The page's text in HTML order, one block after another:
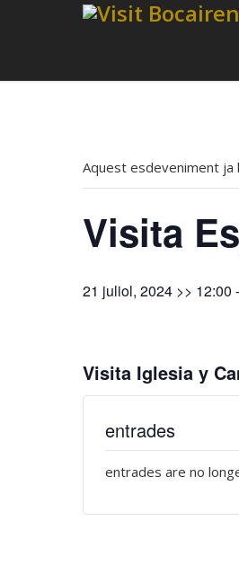
Aquest esdeveniment ja
Visita
21 juliol, 2024 >> 12:00 -
Visita Iglesia y
entrades
entrades are no